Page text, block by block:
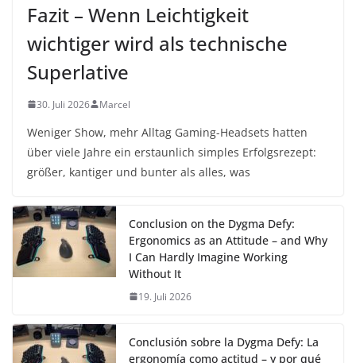
Fazit – Wenn Leichtigkeit
wichtiger wird als technische
Superlative
30. Juli 2026 Marcel
Weniger Show, mehr Alltag Gaming-Headsets hatten
über viele Jahre ein erstaunlich simples Erfolgsrezept:
größer, kantiger und bunter als alles, was
Conclusion on the Dygma Defy:
Ergonomics as an Attitude – and Why
I Can Hardly Imagine Working
Without It
19. Juli 2026
Conclusión sobre la Dygma Defy: La
ergonomía como actitud – y por qué